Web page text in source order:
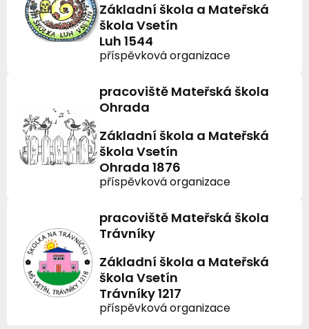
Základní škola a Mateřská
škola Vsetín
Luh 1544
příspěvková organizace
pracoviště Mateřská škola
Ohrada
Základní škola a Mateřská
škola Vsetín
Ohrada 1876
příspěvková organizace
pracoviště Mateřská škola
Trávníky
Základní škola a Mateřská
škola Vsetín
Trávníky 1217
příspěvková organizace